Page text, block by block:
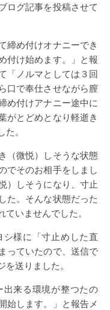
ログ記事を投稿させて
締め付けオナニーでき
付け始めます。」と報
「ノルマとしては３回
口で奉仕させながら膣
め付けアナニー途中に
がとどめとなり軽逝き
。
（微悦）しそうな状態
でそのお相手をしまし
）しそうになり、寸止
た。そんな状態だった
いませんでした。
様に「寸止めした直
っていたので、送信で
送りました。
来る環境が整つたの
始します。」と報告メ